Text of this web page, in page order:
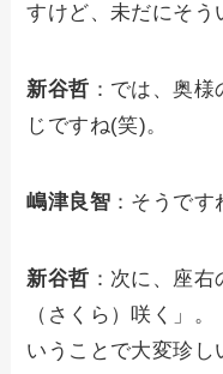
すけど、未だにそう
新谷哲 ：では、奥
じですね(笑)。
嶋津良智 ：そうです
新谷哲 ：次に、座
（さくら）咲く」
いうことで大変珍し